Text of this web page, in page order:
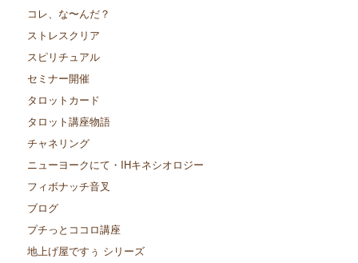
コレ、な〜んだ？
ストレスクリア
スピリチュアル
セミナー開催
タロットカード
タロット講座物語
チャネリング
ニューヨークにて・IHキネシオロジー
フィボナッチ音叉
ブログ
プチっとココロ講座
地上げ屋ですぅ シリーズ